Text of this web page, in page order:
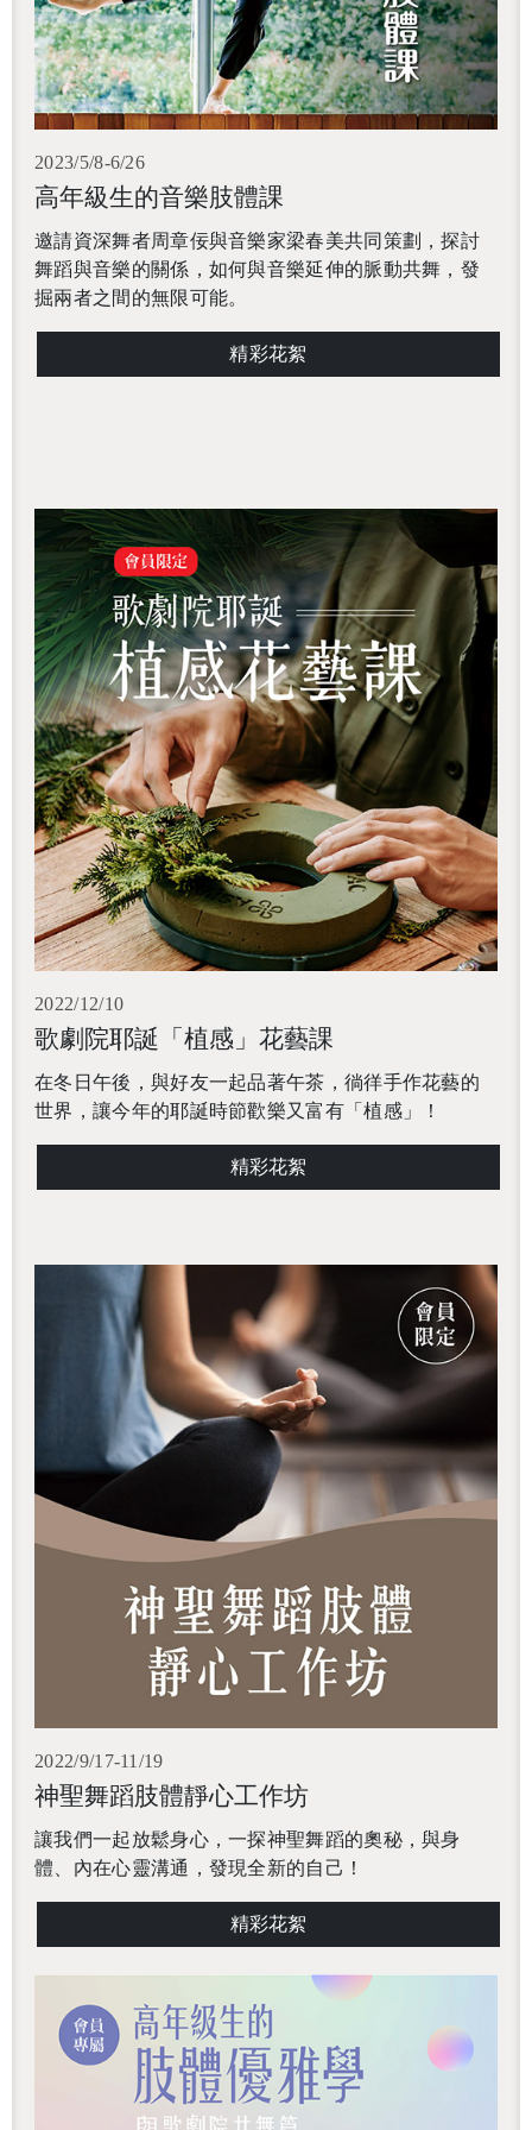
2023/5/8-6/26
高年級生的音樂肢體課
邀請資深舞者周章佞與音樂家梁春美共同策劃，探討
舞蹈與音樂的關係，如何與音樂延伸的脈動共舞，發
掘兩者之間的無限可能。
精彩花絮
2022/12/10
歌劇院耶誕「植感」花藝課
在冬日午後，與好友一起品著午茶，徜徉手作花藝的
世界，讓今年的耶誕時節歡樂又富有「植感」！
精彩花絮
2022/9/17-11/19
神聖舞蹈肢體靜心工作坊
讓我們一起放鬆身心，一探神聖舞蹈的奧秘，與身
體、內在心靈溝通，發現全新的自己！
精彩花絮